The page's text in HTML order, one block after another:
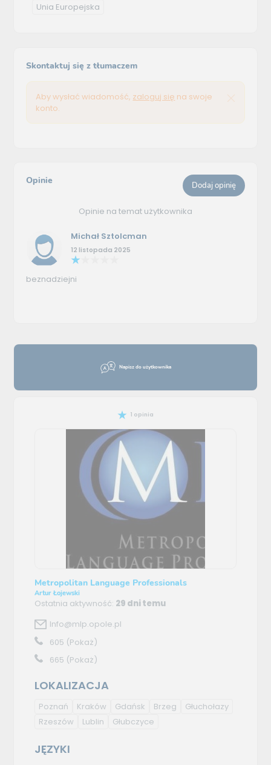
Napisz do użytkownika
1 opinia
Metropolitan Language Professionals
Artur Łojewski
Ostatnia aktywność: 29 dni temu
Info@mlp.opole.pl
605 (Pokaż)
665 (Pokaż)
LOKALIZACJA
Poznań Kraków Gdańsk Brzeg
Głuchołazy
Rzeszów
Lublin Głubczyce
JĘZYKI
Unia Europejska
Skontaktuj się z tłumaczem
Aby wysłać wiadomość, zaloguj się na swoje
konto.
Opinie Dodaj opinię
Opinie na temat użytkownika
Michał Sztolcman
12 listopada 2025
beznadziejni